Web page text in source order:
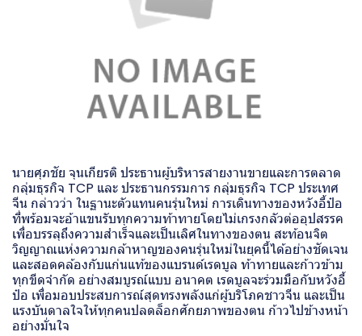
นายศุภชัย จุนเกียรติ ประธานผู้บริหารสายงานขายและการตลาด
กลุ่มธุรกิจ TCP และ ประธานกรรมการ กลุ่มธุรกิจ TCP ประเทศ
จีน กล่าวว่า ในฐานะตัวแทนคนรุ่นใหม่ การเดินทางของหวังอี้ป๋อ
ที่พร้อมจะอ้าแขนรับทุกความท้าทายโดยไม่เกรงกลัวต่ออุปสรรค
เพื่อบรรลุถึงความสำเร็จและเป็นเลิศในทางของตน สะท้อนจิต
วิญญาณแห่งความกล้าหาญของคนรุ่นใหม่ในยุคนี้ได้อย่างชัดเจน
และสอดคล้องกับแก่นแท้ของแบรนด์เรดบูล ท้าทายและก้าวข้าม
ทุกขีดจำกัด อย่างสมบูรณ์แบบ อนาคต เรดบูลจะร่วมมือกับหวังอี้
ป๋อ เพื่อมอบประสบการณ์สุดทรงพลังแก่ผู้บริโภคชาวจีน และเป็น
แรงบันดาลใจให้ทุกคนปลดล็อกศักยภาพของตน ก้าวไปข้างหน้า
อย่างมั่นใจ